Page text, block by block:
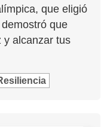
que eligió
que
y alcanzar tus